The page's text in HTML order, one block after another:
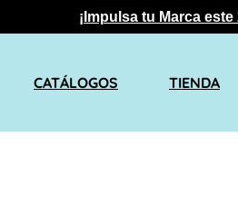
¡Impulsa tu Marca
CATÁLOGOS TIENDA